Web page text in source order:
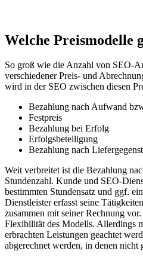
Welche Preismodelle
So groß wie die Anzahl von SEO-
verschiedener Preis- und
wird in der SEO zwischen diesen
Bezahlung nach Aufwand
Festpreis
Bezahlung bei Erfolg
Erfolgsbeteiligung
Bezahlung nach
Weit verbreitet ist die Bezahlung
Stundenzahl. Kunde und SEO-
bestimmten Stundensatz und ggf.
Dienstleister erfasst seine
zusammen mit seiner Rechnung
Flexibilität des Modells. Allerdings
erbrachten Leistungen geachtet
abgerechnet werden, in denen nicht